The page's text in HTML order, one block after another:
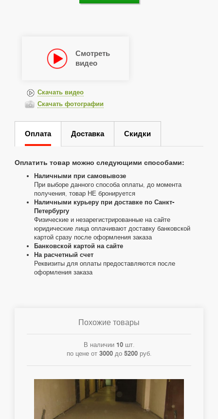
Смотреть
видео
Скачать видео
Скачать фотографии
Оплата Доставка Скидки
Оплатить товар можно следующими способами:
Наличными при самовывозе
При выборе данного способа оплаты, до момента
получения, товар НЕ бронируется
Наличными курьеру при доставке по Санкт-
Петербургу
Физические и незарегистрированные на сайте
юридические лица оплачивают доставку банковской
картой сразу после оформления заказа
Банковской картой на сайте
На расчетный счет
Реквизиты для оплаты предоставляются после
оформления заказа
Похожие товары
В наличии 10шт.
по цене от 3000до 5200руб.